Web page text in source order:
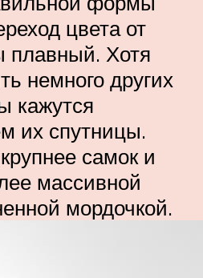
цвета от
плавный. Хотя
немного других
кажутся
их спутницы.
самок и
массивной
мордочкой.